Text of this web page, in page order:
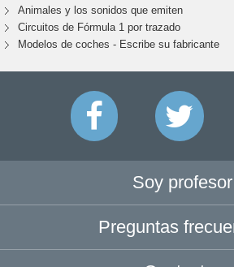
Animales y los sonidos que emiten
Circuitos de Fórmula 1 por trazado
Modelos de coches - Escribe su fabricante
Soy profesor
Preguntas